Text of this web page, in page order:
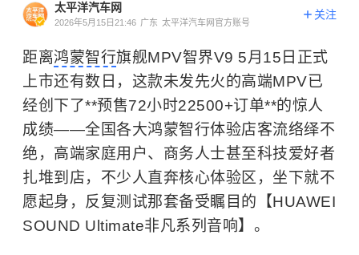
太平洋汽车网
2026年5月15日21:46 广东 太平洋汽车网官方账号
关注
距离鸿蒙智行旗舰MPV智界V9 5月15日正式
上市还有数日，这款未发先火的高端MPV已
经创下了**预售72小时22500+订单**的惊人
成绩——全国各大鸿蒙智行体验店客流络绎不
绝，高端家庭用户、商务人士甚至科技爱好者
扎堆到店，不少人直奔核心体验区，坐下就不
愿起身，反复测试那套备受瞩目的【HUAWEI
SOUND Ultimate非凡系列音响】。